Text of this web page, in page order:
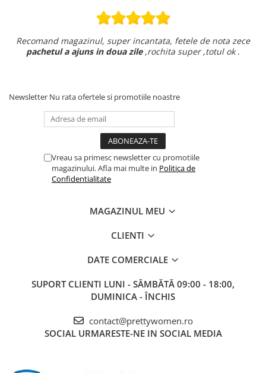
Recomand magazinul, super incantata, fetele de nota zece
pachetul a ajuns in doua zile,rochita super ,totul ok .
Newsletter Nu rata ofertele si promotiile noastre
Vreau sa primesc newsletter cu promotiile
magazinului. Afla mai multe in Politica de
Confidentialitate
MAGAZINUL MEU
CLIENTI
DATE COMERCIALE
SUPORT CLIENTI LUNI - SÂMBĂTĂ 09:00 - 18:00,
DUMINICA - ÎNCHIS
contact@prettywomen.ro
SOCIAL URMARESTE-NE IN SOCIAL MEDIA